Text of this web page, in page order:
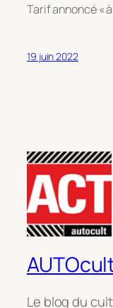
Tarif annoncé «
19 juin 2022
Le blog du